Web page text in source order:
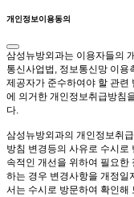
개인정보이용동의
삼성뉴방외과는 이용자들의
통신사업법, 정보통신망 이용
제공자가 준수하여야 할 관련
에 의거한 개인정보취급방침
다.
삼성뉴방외과의 개인정보취
방침 변경등의 사유로 수시로
속적인 개선을 위하여 필요한
하는 경우 변경사항을 개정일
서는 수시로 방문하여 확인해